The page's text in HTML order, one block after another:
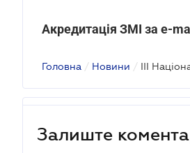
Акредитація ЗМІ за e-
Головна / Новини /
Залиште